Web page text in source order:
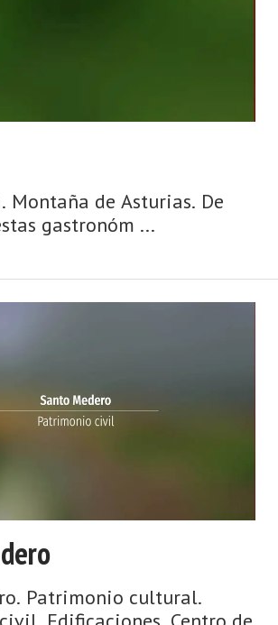
de Asturias. De
gastronóm ...
Patrimonio cultural.